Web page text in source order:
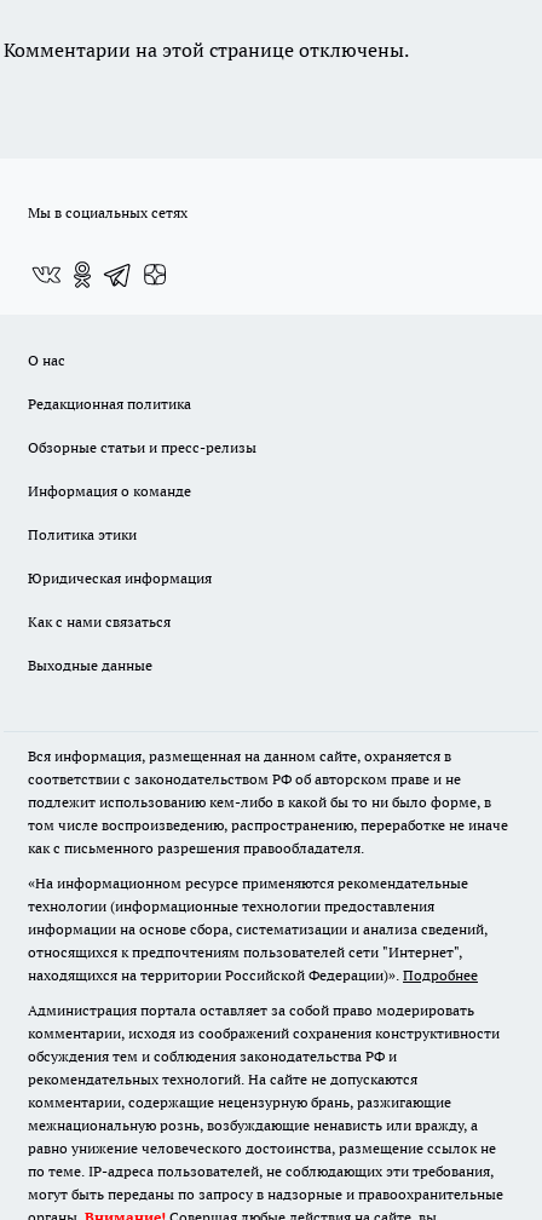
Комментарии на этой странице отключены.
Мы в социальных сетях
О нас
Редакционная политика
Обзорные статьи и пресс-релизы
Информация о команде
Политика этики
Юридическая информация
Как с нами связаться
Выходные данные
Вся информация, размещенная на данном сайте, охраняется в
соответствии с законодательством РФ об авторском праве и не
подлежит использованию кем-либо в какой бы то ни было форме, в
том числе воспроизведению, распространению, переработке не иначе
как с письменного разрешения правообладателя.
«На информационном ресурсе применяются рекомендательные
технологии (информационные технологии предоставления
информации на основе сбора, систематизации и анализа сведений,
относящихся к предпочтениям пользователей сети "Интернет",
находящихся на территории Российской Федерации)». Подробнее
Администрация портала оставляет за собой право модерировать
комментарии, исходя из соображений сохранения конструктивности
обсуждения тем и соблюдения законодательства РФ и
рекомендательных технологий. На сайте не допускаются
комментарии, содержащие нецензурную брань, разжигающие
межнациональную рознь, возбуждающие ненависть или вражду, а
равно унижение человеческого достоинства, размещение ссылок не
по теме. IP-адреса пользователей, не соблюдающих эти требования,
могут быть переданы по запросу в надзорные и правоохранительные